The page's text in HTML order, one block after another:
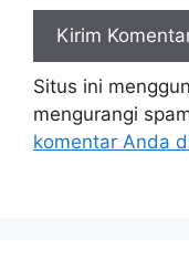
Situs ini
mengurangi
komentar Anda